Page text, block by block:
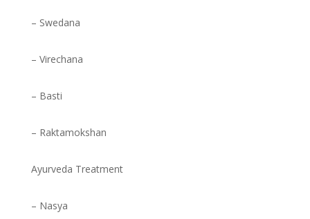
– Swedana
– Virechana
– Basti
– Raktamokshan
Ayurveda Treatment
– Nasya